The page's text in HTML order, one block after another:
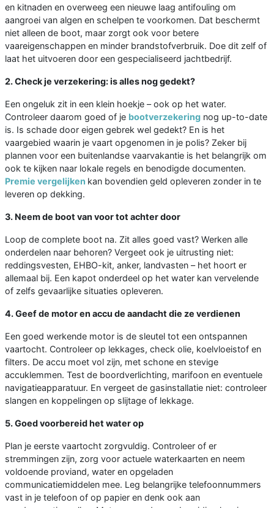
en kitnaden en overweeg een nieuwe laag antifouling om
aangroei van algen en schelpen te voorkomen. Dat beschermt
niet alleen de boot, maar zorgt ook voor betere
vaareigenschappen en minder brandstofverbruik. Doe dit zelf of
laat het uitvoeren door een gespecialiseerd jachtbedrijf.
2. Check je verzekering: is alles nog gedekt?
Een ongeluk zit in een klein hoekje – ook op het water.
Controleer daarom goed of je bootverzekering nog up-to-date
is. Is schade door eigen gebrek wel gedekt? En is het
vaargebied waarin je vaart opgenomen in je polis? Zeker bij
plannen voor een buitenlandse vaarvakantie is het belangrijk om
ook te kijken naar lokale regels en benodigde documenten.
Premie vergelijken kan bovendien geld opleveren zonder in te
leveren op dekking.
3. Neem de boot van voor tot achter door
Loop de complete boot na. Zit alles goed vast? Werken alle
onderdelen naar behoren? Vergeet ook je uitrusting niet:
reddingsvesten, EHBO-kit, anker, landvasten – het hoort er
allemaal bij. Een kapot onderdeel op het water kan vervelende
of zelfs gevaarlijke situaties opleveren.
4. Geef de motor en accu de aandacht die ze verdienen
Een goed werkende motor is de sleutel tot een ontspannen
vaartocht. Controleer op lekkages, check olie, koelvloeistof en
filters. De accu moet vol zijn, met schone en stevige
accuklemmen. Test de boordverlichting, marifoon en eventuele
navigatieapparatuur. En vergeet de gasinstallatie niet: controleer
slangen en koppelingen op slijtage of lekkage.
5. Goed voorbereid het water op
Plan je eerste vaartocht zorgvuldig. Controleer of er
stremmingen zijn, zorg voor actuele waterkaarten en neem
voldoende proviand, water en opgeladen
communicatiemiddelen mee. Leg belangrijke telefoonnummers
vast in je telefoon of op papier en denk ook aan